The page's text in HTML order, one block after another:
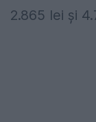
2.865 lei și